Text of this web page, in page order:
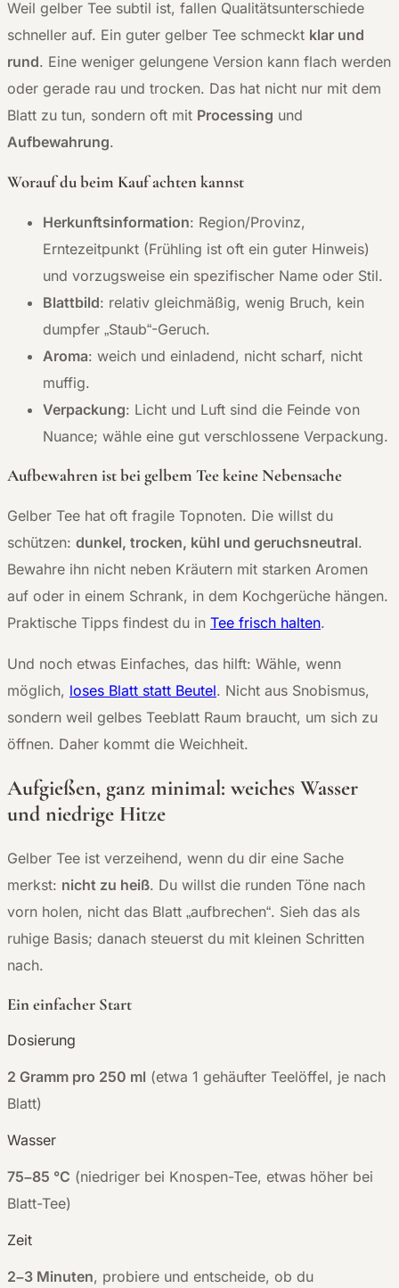
Weil gelber Tee subtil ist, fallen Qualitätsunterschiede
schneller auf. Ein guter gelber Tee schmeckt klar und
rund. Eine weniger gelungene Version kann flach werden
oder gerade rau und trocken. Das hat nicht nur mit dem
Blatt zu tun, sondern oft mit Processing und
Aufbewahrung.
Worauf du beim Kauf achten kannst
Herkunftsinformation: Region/Provinz,
Erntezeitpunkt (Frühling ist oft ein guter Hinweis)
und vorzugsweise ein spezifischer Name oder Stil.
Blattbild: relativ gleichmäßig, wenig Bruch, kein
dumpfer „Staub“-Geruch.
Aroma: weich und einladend, nicht scharf, nicht
muffig.
Verpackung: Licht und Luft sind die Feinde von
Nuance; wähle eine gut verschlossene Verpackung.
Aufbewahren ist bei gelbem Tee keine Nebensache
Gelber Tee hat oft fragile Topnoten. Die willst du
schützen: dunkel, trocken, kühl und geruchsneutral.
Bewahre ihn nicht neben Kräutern mit starken Aromen
auf oder in einem Schrank, in dem Kochgerüche hängen.
Praktische Tipps findest du in Tee frisch halten.
Und noch etwas Einfaches, das hilft: Wähle, wenn
möglich, loses Blatt statt Beutel. Nicht aus Snobismus,
sondern weil gelbes Teeblatt Raum braucht, um sich zu
öffnen. Daher kommt die Weichheit.
Aufgießen, ganz minimal: weiches Wasser
und niedrige Hitze
Gelber Tee ist verzeihend, wenn du dir eine Sache
merkst: nicht zu heiß. Du willst die runden Töne nach
vorn holen, nicht das Blatt „aufbrechen“. Sieh das als
ruhige Basis; danach steuerst du mit kleinen Schritten
nach.
Ein einfacher Start
Dosierung
2 Gramm pro 250 ml (etwa 1 gehäufter Teelöffel, je nach
Blatt)
Wasser
75–85 °C (niedriger bei Knospen-Tee, etwas höher bei
Blatt-Tee)
Zeit
2–3 Minuten, probiere und entscheide, ob du